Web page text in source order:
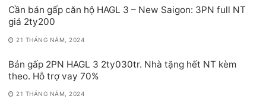
Cần bán gấp căn hộ HAGL 3 – New Saigon: 3PN full NT
giá 2ty200
21 THÁNG NĂM, 2024
Bán gấp 2PN HAGL 3 2ty030tr. Nhà tặng hết NT kèm
theo. Hỗ trợ vay 70%
21 THÁNG NĂM, 2024